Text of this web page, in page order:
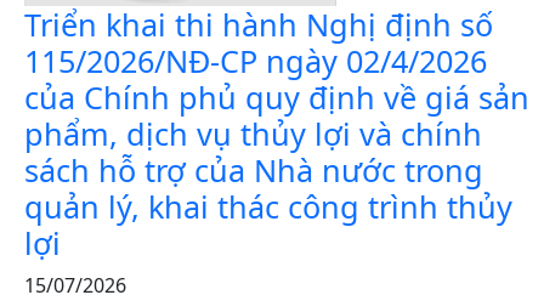
Triển khai thi hành Nghị định số
115/2026/NĐ-CP ngày 02/4/2026
của Chính phủ quy định về giá sản
phẩm, dịch vụ thủy lợi và chính
sách hỗ trợ của Nhà nước trong
quản lý, khai thác công trình thủy
lợi
15/07/2026